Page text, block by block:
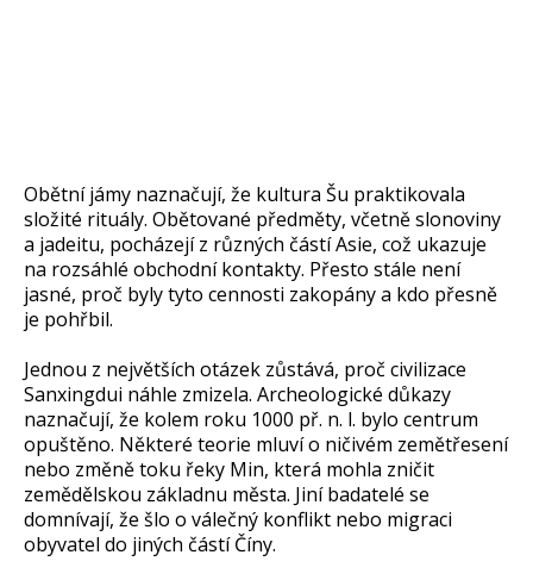
Obětní jámy naznačují, že kultura Šu praktikovala
složité rituály. Obětované předměty, včetně slonoviny
a jadeitu, pocházejí z různých částí Asie, což ukazuje
na rozsáhlé obchodní kontakty. Přesto stále není
jasné, proč byly tyto cennosti zakopány a kdo přesně
je pohřbil.
Jednou z největších otázek zůstává, proč civilizace
Sanxingdui náhle zmizela. Archeologické důkazy
naznačují, že kolem roku 1000 př. n. l. bylo centrum
opuštěno. Některé teorie mluví o ničivém zemětřesení
nebo změně toku řeky Min, která mohla zničit
zemědělskou základnu města. Jiní badatelé se
domnívají, že šlo o válečný konflikt nebo migraci
obyvatel do jiných částí Číny.